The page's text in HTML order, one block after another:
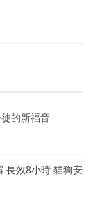
的新福音
長效8小時 貓狗安